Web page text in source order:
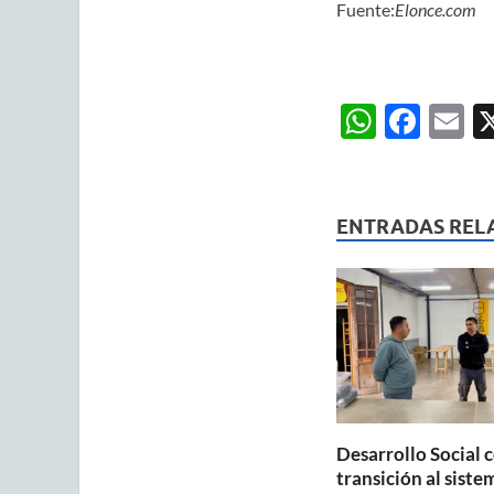
Fuente:Elonce.com
W
s
A
p
p
F
b
o
o
k
E
ENTRADAS
Desarrollo Social
transición al